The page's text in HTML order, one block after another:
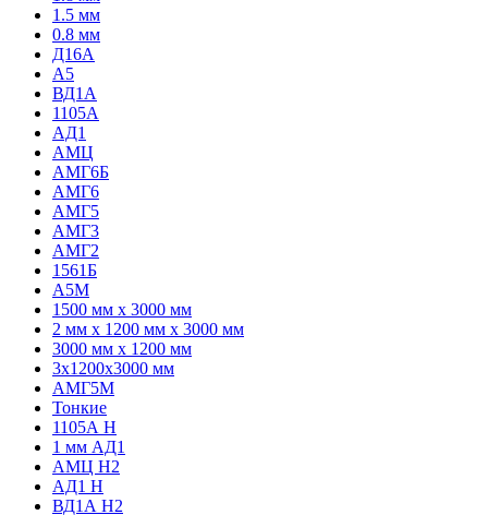
1.5 мм
0.8 мм
Д16А
А5
ВД1А
1105А
АД1
АМЦ
АМГ6Б
АМГ6
АМГ5
АМГ3
АМГ2
1561Б
А5М
1500 мм х 3000 мм
2 мм х 1200 мм х 3000 мм
3000 мм х 1200 мм
3х1200х3000 мм
АМГ5М
Тонкие
1105А Н
1 мм АД1
АМЦ Н2
АД1 Н
ВД1А H2